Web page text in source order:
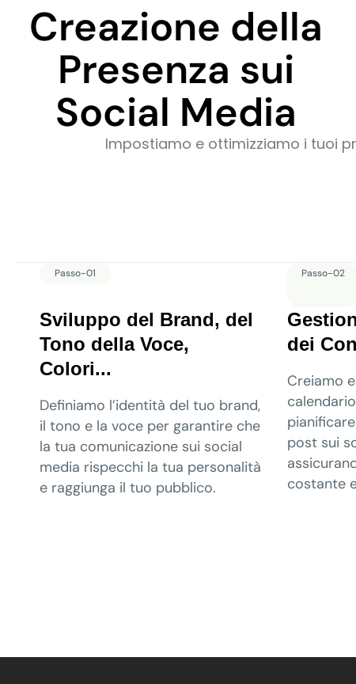
Creazione della
Presenza sui
Social Media
Impostiamo e ottimizziamo i tuoi
Passo-01
Sviluppo del Brand, del
Tono della Voce,
Colori...
Definiamo l’identità del tuo brand,
il tono e la voce per garantire che
la tua comunicazione sui social
media rispecchi la tua personalità
e raggiunga il tuo pubblico.
Passo-02
dei
Creiamo
post sui
costante